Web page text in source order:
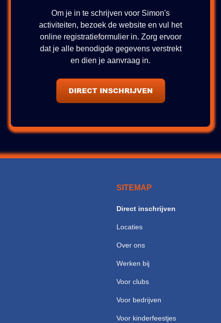
Om je in te schrijven voor Simon's
activiteiten, bezoek de website en vul het
online registratieformulier in. Zorg ervoor
dat je alle benodigde gegevens verstrekt
en dien je aanvraag in.
DIRECT INSCHRIJVEN
SITEMAP
Direct inschrijven
Locaties
Over ons
Werken bij
Voor clubs
Voor bedrijven
Voor kinderfeestjes